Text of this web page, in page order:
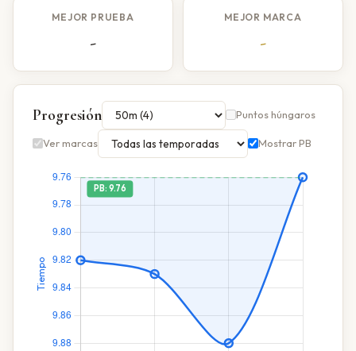
MEJOR PRUEBA
-
MEJOR MARCA
-
Progresión Puntos húngaros
Ver marcas Mostrar PB